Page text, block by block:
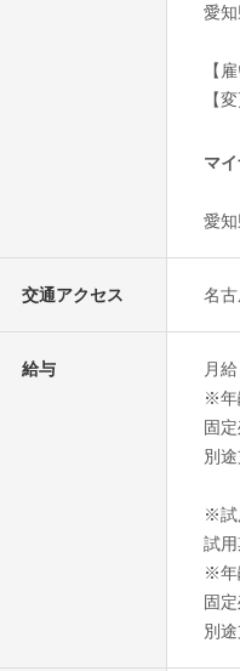
愛
【
【
マ
愛
交通アクセス 名
給与
月
※年
固
別
※試
試
※年
固
別